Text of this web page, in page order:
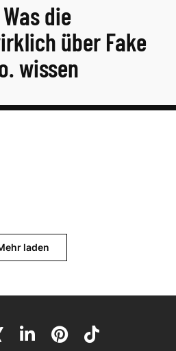
die
über Fake
wissen
laden